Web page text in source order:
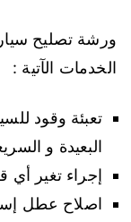
ورشة تصليح
الخدمات الآتية :
تعبئة وقود
البعيدة و
إجراء تغير أي
اصلاح عطل